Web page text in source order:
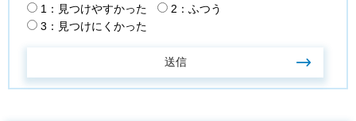
1：見つけやすかった
2：ふつう
3：見つけにくかった